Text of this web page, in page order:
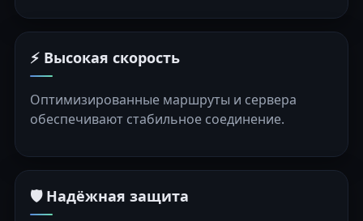
⚡ Высокая скорость
Оптимизированные маршруты и сервера
обеспечивают стабильное соединение.
🛡️ Надёжная защита